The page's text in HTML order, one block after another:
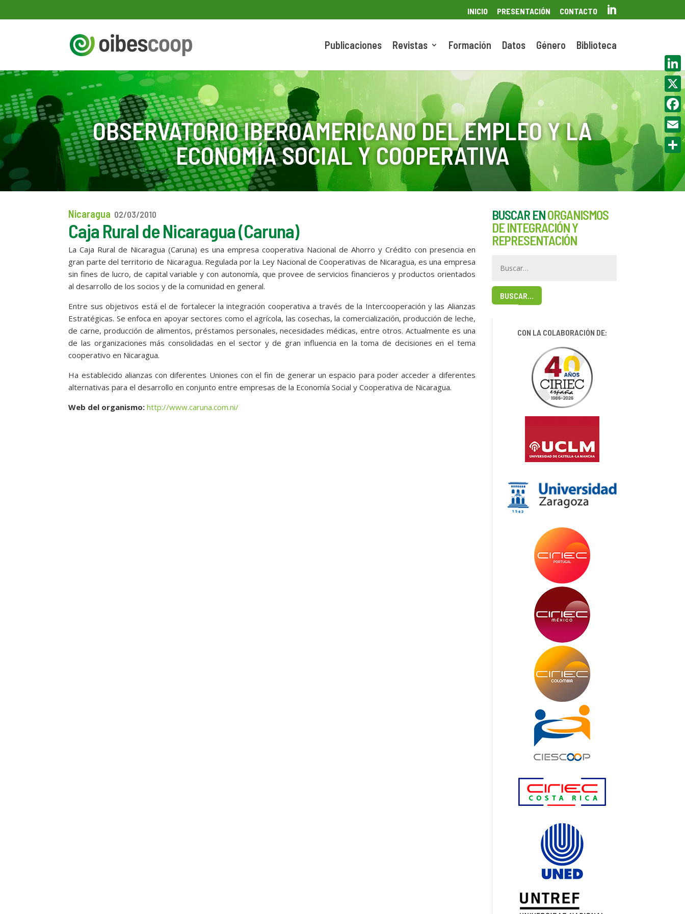
INICIO PRESENTACIÓN CONTACTO 
Publicaciones Revistas Formación Datos Género Biblioteca
OBSERVATORIO IBEROAMERICANO DEL EMPLEO Y LA
ECONOMÍA SOCIAL Y COOPERATIVA
Nicaragua 02/03/2010
Caja Rural de Nicaragua (Caruna)
La Caja Rural de Nicaragua (Caruna) es una empresa cooperativa Nacional de Ahorro y Crédito con presencia en
gran parte del territorio de Nicaragua. Regulada por la Ley Nacional de Cooperativas de Nicaragua, es una empresa
sin fines de lucro, de capital variable y con autonomía, que provee de servicios financieros y productos orientados
al desarrollo de los socios y de la comunidad en general.
Entre sus objetivos está el de fortalecer la integración cooperativa a través de la Intercooperación y las Alianzas
Estratégicas. Se enfoca en apoyar sectores como el agrícola, las cosechas, la comercialización, producción de leche,
de carne, producción de alimentos, préstamos personales, necesidades médicas, entre otros. Actualmente es una
de las organizaciones más consolidadas en el sector y de gran influencia en la toma de decisiones en el tema
cooperativo en Nicaragua.
Ha establecido alianzas con diferentes Uniones con el fin de generar un espacio para poder acceder a diferentes
alternativas para el desarrollo en conjunto entre empresas de la Economía Social y Cooperativa de Nicaragua.
Web del organismo:http://www.caruna.com.ni/
BUSCAR ENORGANISMOS
DE INTEGRACIÓN Y
REPRESENTACIÓN
BUSCAR…
CON LA COLABORACIÓN DE:
X
Email